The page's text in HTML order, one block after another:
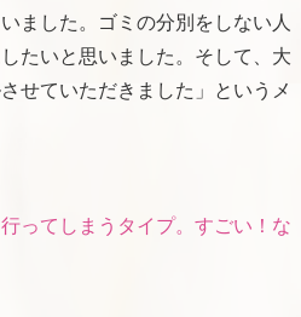
ました。ゴミの分別をしない人
たいと思いました。そして、大
せていただきました」というメ
ってしまうタイプ。すごい！な